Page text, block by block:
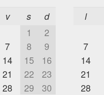
v s d
1
2
7 8
9
14 15
16
21 22
23
28 29
30
l
7
14
21
28